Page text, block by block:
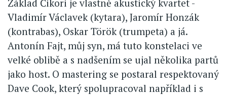
Základ Čikori je vlastně akustický kvartet -
Vladimír Václavek (kytara), Jaromír Honzák
(kontrabas), Oskar Török (trumpeta) a já.
Antonín Fajt, můj syn, má tuto konstelaci ve
velké oblibě a s nadšením se ujal několika partů
jako host. O mastering se postaral respektovaný
Dave Cook, který spolupracoval například i s